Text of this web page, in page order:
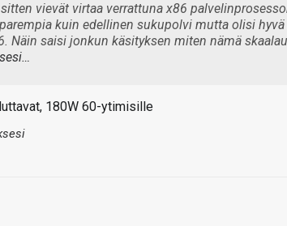
vievät virtaa verrattuna x86
kuin edellinen sukupolvi mutta olisi
Näin saisi jonkun käsityksen miten nämä
180W 60-ytimisille